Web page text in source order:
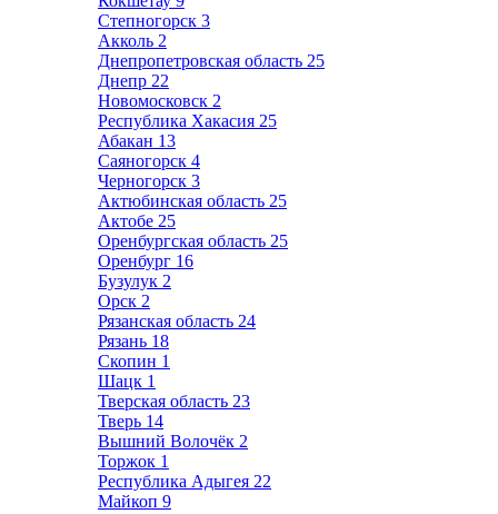
Степногорск 3
Акколь 2
Днепропетровская область 25
Днепр 22
Новомосковск 2
Республика Хакасия 25
Абакан 13
Саяногорск 4
Черногорск 3
Актюбинская область 25
Актобе 25
Оренбургская область 25
Оренбург 16
Бузулук 2
Орск 2
Рязанская область 24
Рязань 18
Скопин 1
Шацк 1
Тверская область 23
Тверь 14
Вышний Волочёк 2
Торжок 1
Республика Адыгея 22
Майкоп 9